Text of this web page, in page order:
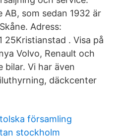
som sedan 1932 är
Adress:
25Kristianstad . Visa på
Volvo, Renault och
bilar. Vi har även
däckcenter
församling
stockholm